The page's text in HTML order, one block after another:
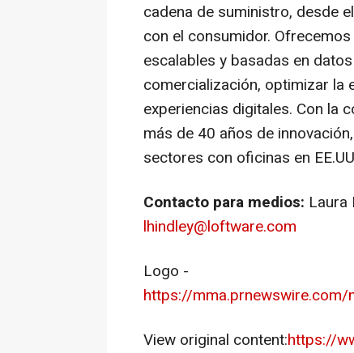
cadena de suministro, desde
con el consumidor.
escalables y basadas en
comercialización, optimizar
experiencias digitales. Con la
más de 40 años de
sectores con oficinas en
Contacto para medios: Laura
lhindley@loftware.com
Logo -
https://
View original content:https://